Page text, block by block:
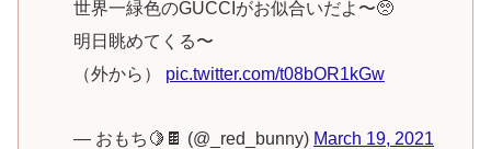
世界一緑色のGUCCIがお似合いだよ〜🥺
明日眺めてくる〜
（外から） pic.twitter.com/t08bOR1kGw
— おもち🍋🍫 (@_red_bunny) March 19, 2021